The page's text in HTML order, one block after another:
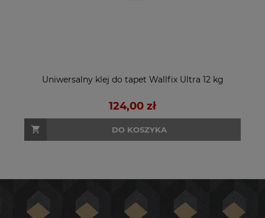
Uniwersalny klej do tapet Wallfix Ultra 12 kg
124,00 zł
DO KOSZYKA